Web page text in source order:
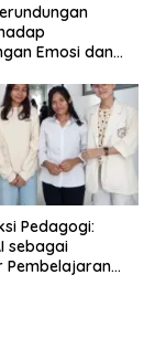
Emosi dan
Pedagogi:
sebagai
Pembelajaran